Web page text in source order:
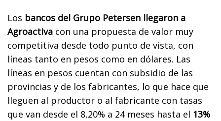
Los bancos del Grupo Petersen llegaron a
Agroactiva con una propuesta de valor muy
competitiva desde todo punto de vista, con
líneas tanto en pesos como en dólares. Las
líneas en pesos cuentan con subsidio de las
provincias y de los fabricantes, lo que hace que
lleguen al productor o al fabricante con tasas
que van desde el 8,20% a 24 meses hasta el 13%